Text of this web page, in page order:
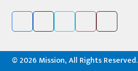
©2026 Mission, All Rights Reserved.